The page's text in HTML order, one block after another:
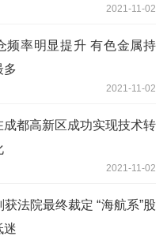
2021-11-02
频率明显提升 有色金属持
多
2021-11-02
成都高新区成功实现技术转
2021-11-02
法院最终裁定 “海航系”股
迷